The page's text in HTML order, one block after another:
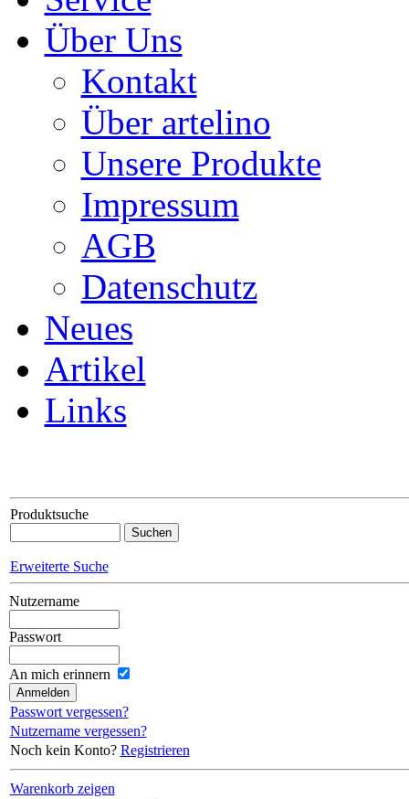
Über Uns
Kontakt
Über artelino
Unsere Produkte
Impressum
AGB
Datenschutz
Neues
Artikel
Links
Produktsuche
Erweiterte Suche
Nutzername
Passwort
An mich erinnern
Passwort vergessen?
Nutzername vergessen?
Noch kein Konto? Registrieren
Warenkorb zeigen